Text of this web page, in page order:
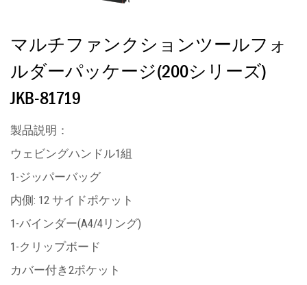
マルチファンクションツールフォ
ルダーパッケージ(200シリーズ)
JKB-81719
製品説明：
ウェビングハンドル1組
1-ジッパーバッグ
内側: 12 サイドポケット
1-バインダー(A4/4リング)
1-クリップボード
カバー付き2ポケット